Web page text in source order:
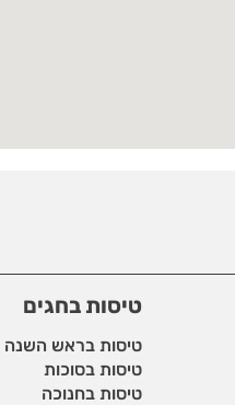
טיסות בחגים
טיסות בראש השנה
טיסות בסוכות
טיסות בחנוכה